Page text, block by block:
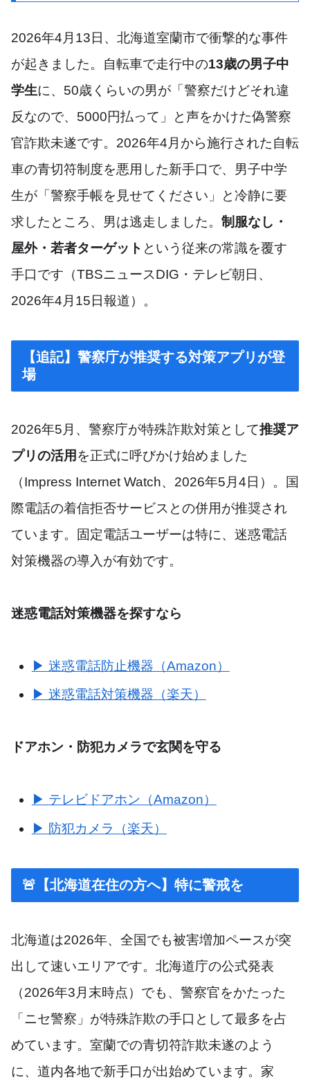
2026年4月13日、北海道室蘭市で衝撃的な事件
が起きました。自転車で走行中の13歳の男子中
学生に、50歳くらいの男が「警察だけどそれ違
反なので、5000円払って」と声をかけた偽警察
官詐欺未遂です。2026年4月から施行された自転
車の青切符制度を悪用した新手口で、男子中学
生が「警察手帳を見せてください」と冷静に要
求したところ、男は逃走しました。 制服なし・
屋外・若者ターゲット という従来の常識を覆す
手口です（TBSニュースDIG・テレビ朝日、
2026年4月15日報道）。
【追記】警察庁が推奨する対策アプリが登
場
2026年5月、警察庁が特殊詐欺対策として推奨ア
プリの活用 を正式に呼びかけ始めました
（Impress Internet Watch、2026年5月4日）。国
際電話の着信拒否サービスとの併用が推奨され
ています。固定電話ユーザーは特に、迷惑電話
対策機器の導入が有効です。
迷惑電話対策機器を探すなら
▶ 迷惑電話防止機器（Amazon）
▶ 迷惑電話対策機器（楽天）
ドアホン・防犯カメラで玄関を守る
▶ テレビドアホン（Amazon）
▶ 防犯カメラ（楽天）
🚨【北海道在住の方へ】特に警戒を
北海道は2026年、全国でも被害増加ペースが突
出して速いエリアです。北海道庁の公式発表
（2026年3月末時点）でも、警察官をかたった
「ニセ警察」が特殊詐欺の手口として最多を占
めています。室蘭での青切符詐欺未遂のよう
に、道内各地で新手口が出始めています。家